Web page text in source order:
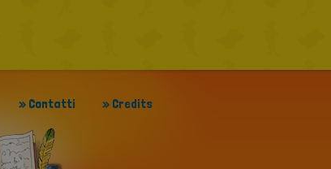
» Contatti » Credits